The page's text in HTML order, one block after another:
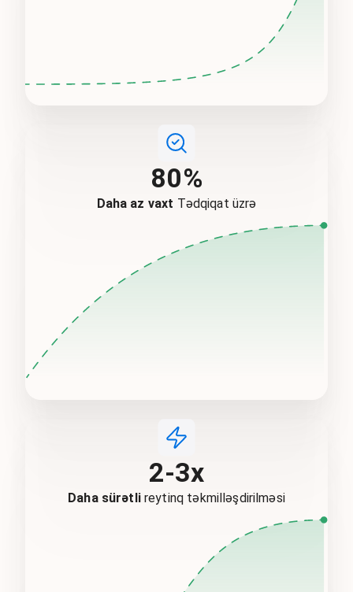
80%
Daha az vaxt Tədqiqat üzrə
2-3x
Daha sürətli reytinq təkmilləşdirilməsi